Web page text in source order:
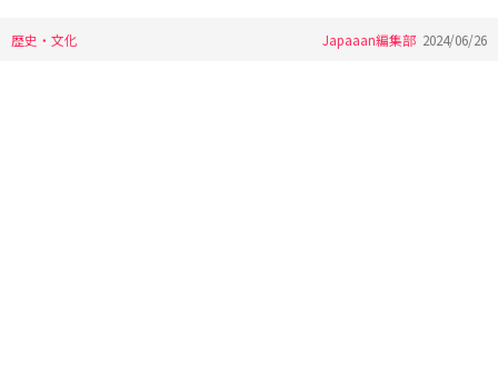
歴史・文化 Japaaan編集部 2024/06/26